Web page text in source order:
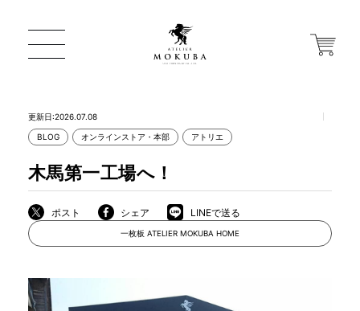
店舗から探す
更新日:2026.07.08
BLOG オンラインストア・本部 アトリエ
木馬第一工場へ！
ポスト シェア LINEで送る
一枚板 ATELIER MOKUBA HOME